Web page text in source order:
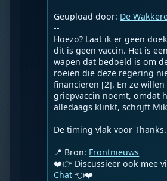
Geupload door: De
--
Hoezo? Laat ik er geen
dit is geen vaccin. Het is
wapen dat bedoeld is om
roeien die deze regering
financieren [2]. En ze
griepvaccin noemt, omdat
alledaags klinkt, schrijft
De timing vlak voor
📍 Bron: Frontnieuws
❤️👉 Discussieer ook mee
Chat 👈❤️